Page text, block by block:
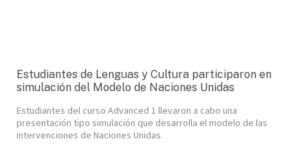
Estudiantes de Lenguas y Cultura participaron en
simulación del Modelo de Naciones Unidas
Estudiantes del curso Advanced 1 llevaron a cabo una
presentación tipo simulación que desarrolla el modelo de las
intervenciones de Naciones Unidas.